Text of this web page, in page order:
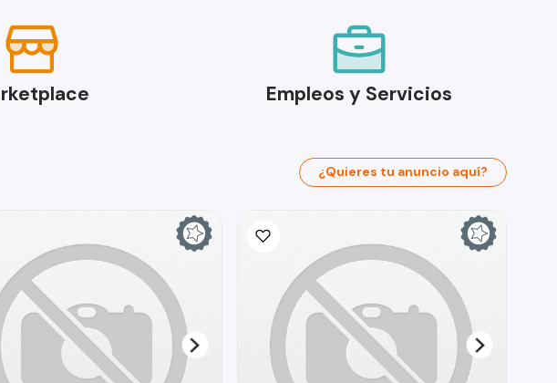
Empleos y Servicios
¿Quieres tu anuncio aquí?